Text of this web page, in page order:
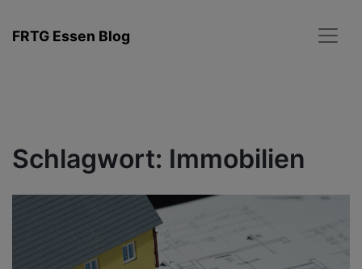
Inhalt
FRTG Essen Blog
Schlagwort: Immobilien